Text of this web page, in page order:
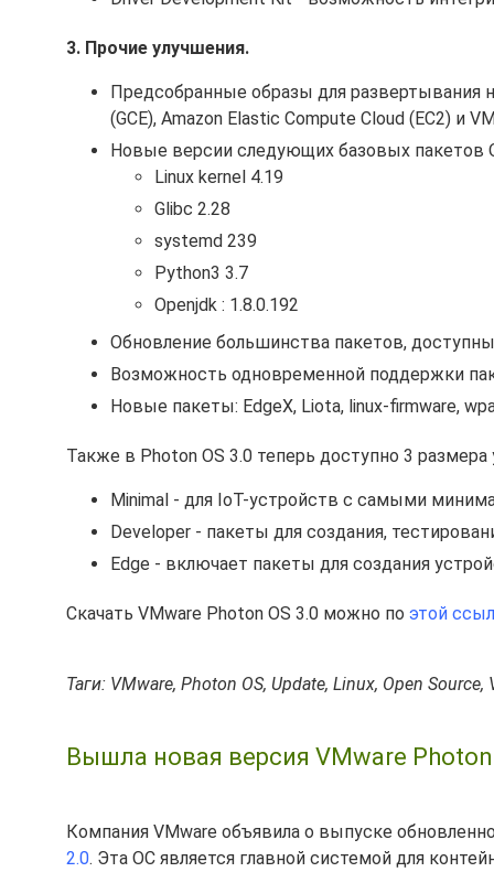
3. Прочие улучшения.
Предсобранные образы для развертывания
(GCE), Amazon Elastic Compute Cloud (EC2) и
Новые версии следующих базовых пакетов
Linux kernel 4.19
Glibc 2.28
systemd 239
Python3 3.7
Openjdk : 1.8.0.192
Обновление большинства пакетов,
Возможность одновременной поддержки
Новые пакеты: EdgeX, Liota, linux-firmware,
Также в Photon OS 3.0 теперь доступно 3
Minimal - для IoT-устройств с самыми
Developer - пакеты для создания,
Edge - включает пакеты для создания
Скачать VMware Photon OS 3.0 можно по этой
Таги: VMware, Photon OS, Update, Linux, Open
Вышла новая версия VMware
Компания VMware объявила о выпуске
2.0. Эта ОС является главной системой для